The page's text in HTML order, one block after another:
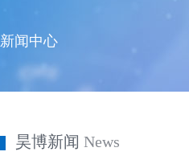
新闻中心
昊博新闻 News